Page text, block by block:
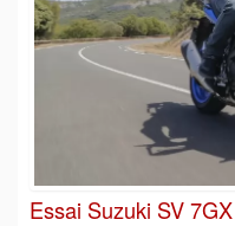
Essai Suzuki SV 7GX